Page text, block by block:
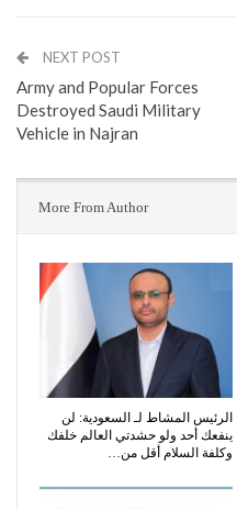
NEXT POST
Army and Popular Forces
Destroyed Saudi Military
Vehicle in Najran
More From Author
الرئيس المشاط لـ السعودية: لن
ينفعك أحد ولو حشدتي العالم خلفك
وكلفة السلام أقل من…